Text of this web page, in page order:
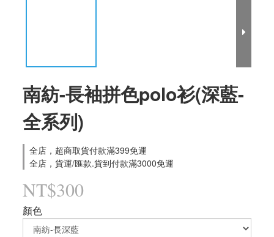
南紡-長袖拼色polo衫(深藍-
全系列)
全店，超商取貨付款滿399免運
全店，貨運/匯款.貨到付款滿3000免運
NT$300
顏色